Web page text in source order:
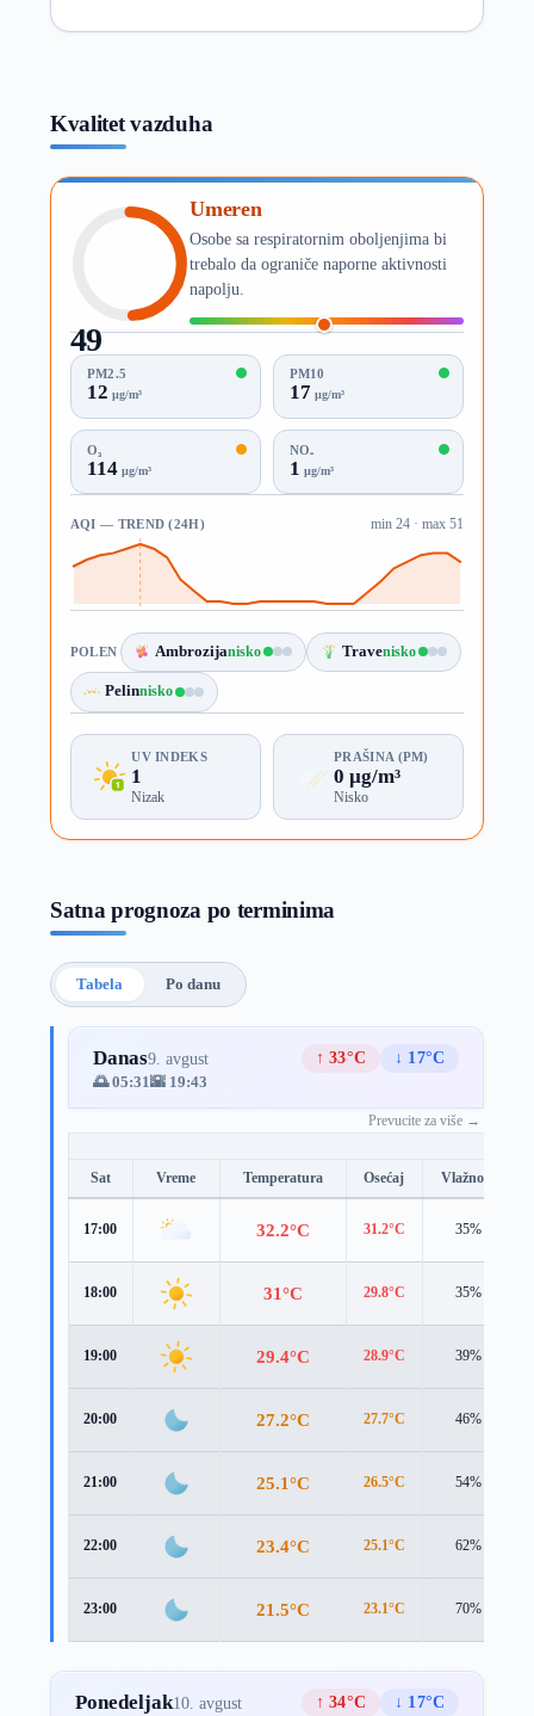
Kvalitet vazduha
49
AQI
Umeren
Osobe sa respiratornim oboljenjima bi
trebalo da ograniče naporne aktivnosti
napolju.
PM2.5
12 µg/m³
PM10
17 µg/m³
O₃
114µg/m³
NO₂
1 µg/m³
AQI — TREND (24H) min 24 · max 51
POLEN Ambrozijanisko Travenisko
Pelinnisko
UV INDEKS
1
Nizak
PRAŠINA (PM)
0 µg/m³
Nisko
Satna prognoza po terminima
Tabela Po danu
Danas9. avgust ↑ 33°C
↓ 17°C
🌅 05:31🌇 19:43
Prevucite za više →
Sat Vreme Temperatura Osećaj Vlažnost
17:00 32.2°C 31.2°C 35%
18:00 31°C 29.8°C 35%
19:00 29.4°C 28.9°C 39%
20:00 27.2°C 27.7°C 46%
21:00 25.1°C 26.5°C 54%
22:00 23.4°C 25.1°C 62%
23:00 21.5°C 23.1°C 70%
Ponedeljak10. avgust ↑ 34°C
↓ 17°C